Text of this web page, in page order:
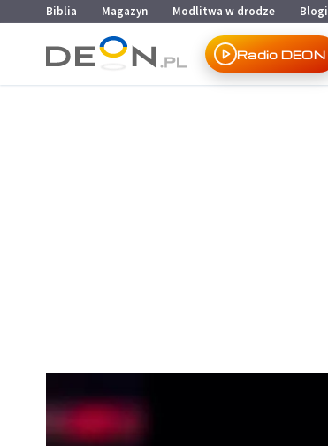
Przejdź do menu głównego
Przejdź do treści
Biblia Magazyn Modlitwa w drodze Blogi
Radio DEON